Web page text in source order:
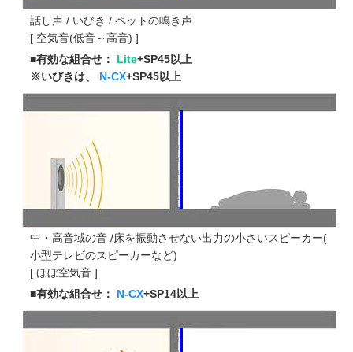
話し声 / いびき / ペットの鳴き声
[ 空気音(低音～高音) ]
■有効な組合せ： Lite+SP45以上
※いびきは、 N-CX+SP45以上
中・高音域の音 /床を振動させない出力の小さいスピーカー(
小型テレビのスピーカーなど)
[ ほぼ空気音 ]
■有効な組合せ： N-CX+SP14以上